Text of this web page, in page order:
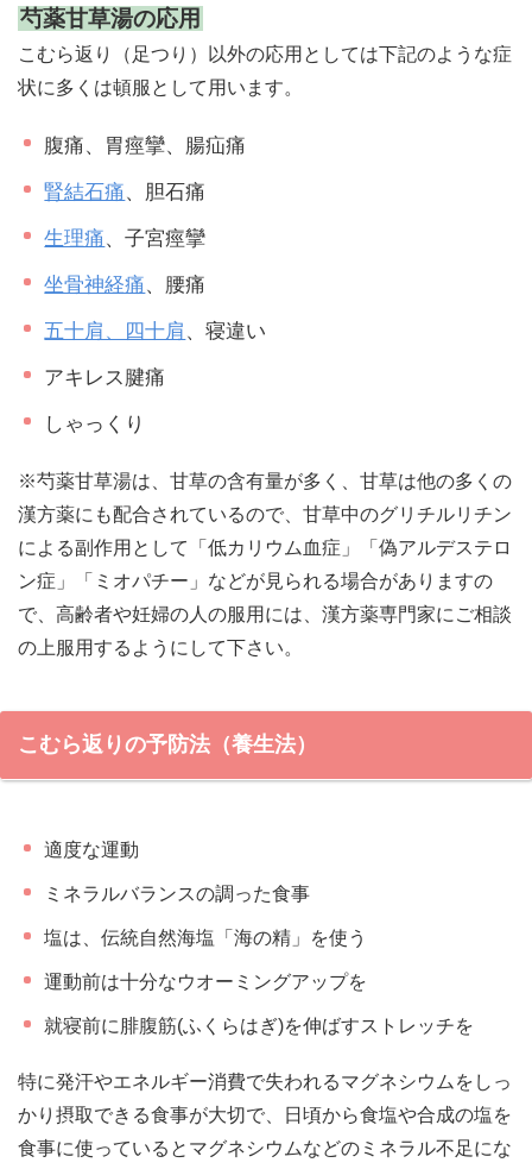
芍薬甘草湯の応用
こむら返り（足つり）以外の応用としては下記のような症
状に多くは頓服として用います。
腹痛、胃痙攣、腸疝痛
腎結石痛、胆石痛
生理痛、子宮痙攣
坐骨神経痛、腰痛
五十肩、四十肩 、寝違い
アキレス腱痛
しゃっくり
※芍薬甘草湯は、甘草の含有量が多く、甘草は他の多くの
漢方薬にも配合されているので、甘草中のグリチルリチン
による副作用として「低カリウム血症」「偽アルデステロ
ン症」「ミオパチー」などが見られる場合がありますの
で、高齢者や妊婦の人の服用には、漢方薬専門家にご相談
の上服用するようにして下さい。
こむら返りの予防法（養生法）
適度な運動
ミネラルバランスの調った食事
塩は、伝統自然海塩「海の精」を使う
運動前は十分なウオーミングアップを
就寝前に腓腹筋(ふくらはぎ)を伸ばすストレッチを
特に発汗やエネルギー消費で失われるマグネシウムをしっ
かり摂取できる食事が大切で、日頃から食塩や合成の塩を
食事に使っているとマグネシウムなどのミネラル不足にな